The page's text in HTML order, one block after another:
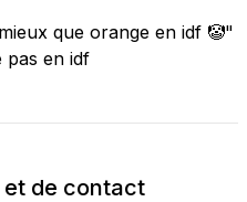
que orange en idf 🤡"
pas en idf
et de contact